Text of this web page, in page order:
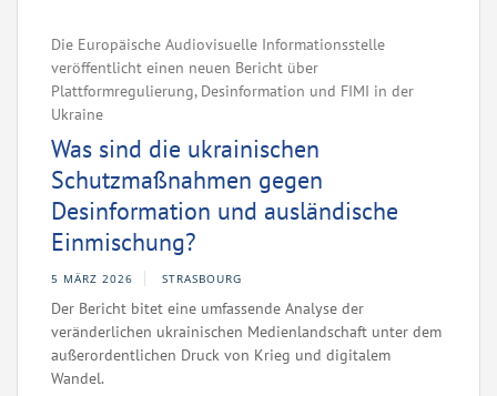
Die Europäische Audiovisuelle Informationsstelle
veröffentlicht einen neuen Bericht über
Plattformregulierung, Desinformation und FIMI in der
Ukraine
Was sind die ukrainischen
Schutzmaßnahmen gegen
Desinformation und ausländische
Einmischung?
5 MÄRZ 2026 STRASBOURG
Der Bericht bitet eine umfassende Analyse der
veränderlichen ukrainischen Medienlandschaft unter dem
außerordentlichen Druck von Krieg und digitalem
Wandel.